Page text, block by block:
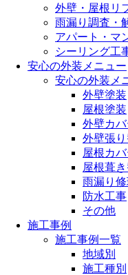
外壁・屋根リ
雨漏り調査・
アパート・マ
シーリング工
安心の外装メニュー
安心の外装メ
外壁塗装
屋根塗装
外壁カ
外壁張り
屋根カ
屋根葺き
雨漏り修
防水工事
その他
施工事例
施工事例一覧
地域別
施工種別